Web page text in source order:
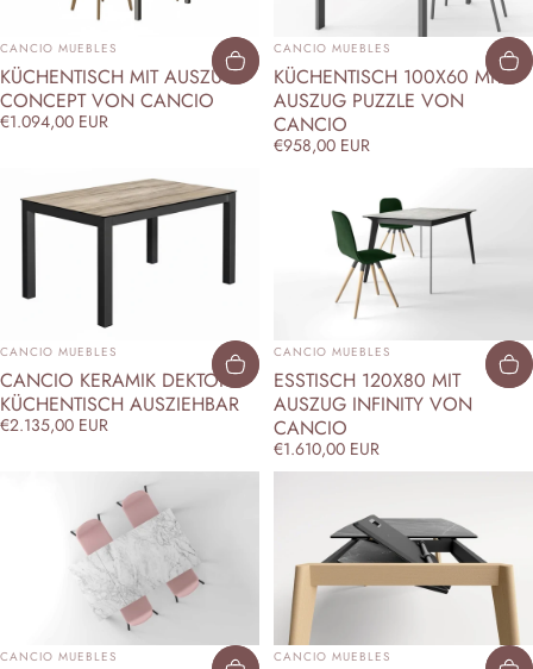
ANBIETER:
CANCIO MUEBLES
KÜCHENTISCH MIT AUSZUG
CONCEPT VON CANCIO
€1.094,00 EUR
ANBIETER:
CANCIO MUEBLES
KÜCHENTISCH 100X60 MIT
AUSZUG PUZZLE VON
CANCIO
€958,00 EUR
ANBIETER:
CANCIO MUEBLES
CANCIO KERAMIK DEKTON
KÜCHENTISCH AUSZIEHBAR
€2.135,00 EUR
ANBIETER:
CANCIO MUEBLES
ESSTISCH 120X80 MIT
AUSZUG INFINITY VON
CANCIO
€1.610,00 EUR
ANBIETER:
CANCIO MUEBLES ANBIETER:
CANCIO MUEBLES